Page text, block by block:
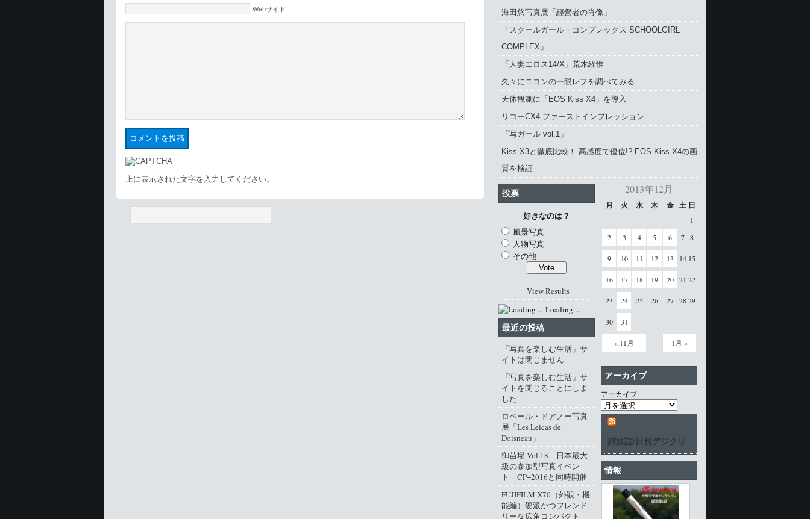
Webサイト
上に表示された文字を入力してください。
海田悠写真展「經營者の肖像」
「スクールガール・コンプレックス SCHOOLGIRL
COMPLEX」
「人妻エロス14/X」荒木経惟
久々にニコンの一眼レフを調べてみる
天体観測に「EOS Kiss X4」を導入
リコーCX4 ファーストインプレッション
「写ガール vol.1」
Kiss X3と徹底比較！ 高感度で優位!? EOS Kiss X4の画
質を検証
2013年12月
月 火 水 木 金 土 日
« 11月 1月 »
1
2
3 4 5 6 7 8
9 10 11 12 13 14 15
16 17 18 19 20 21 22
23 24 25 26 27 28 29
30 31
アーカイブ
アーカイブ
姉妹誌/日刊デジクリ
情報
投票
好きなのは？
風景写真
人物写真
その他
View Results
Loading ...
最近の投稿
「写真を楽しむ生活」サ
イトは閉じません
「写真を楽しむ生活」サ
イトを閉じることにしま
した
ロベール・ドアノー写真
展「Les Leicas de
Doisneau」
御苗場 Vol.18 日本最大
級の参加型写真イベン
ト CP+2016と同時開催
FUJIFILM X70（外観・機
能編）硬派かつフレンド
リーな広角コンパクト